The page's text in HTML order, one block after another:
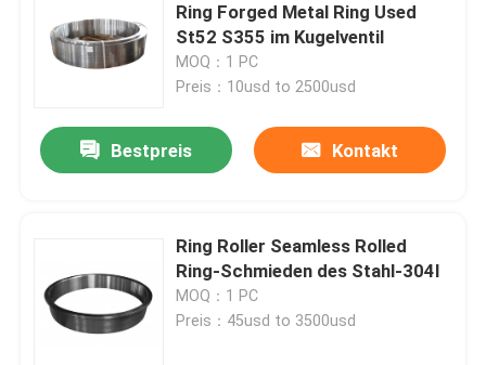
Über uns
Ring Forged Metal Ring Used
St52 S355 im Kugelventil
MOQ：1 PC
Preis：10usd to 2500usd
Bestpreis Kontakt
Ring Roller Seamless Rolled
Ring-Schmieden des Stahl-304l
MOQ：1 PC
Preis：45usd to 3500usd